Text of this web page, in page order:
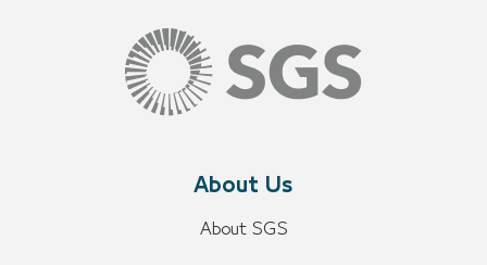
About Us
About SGS